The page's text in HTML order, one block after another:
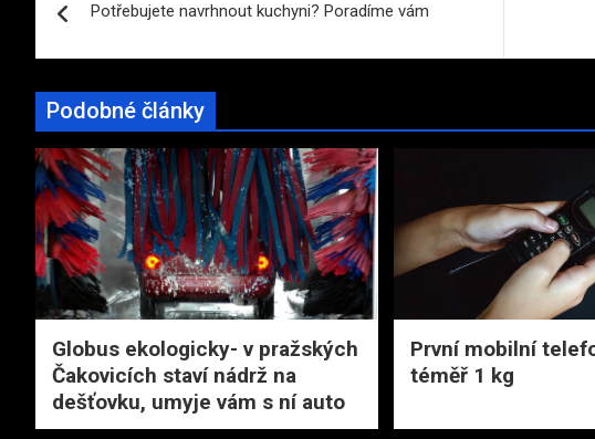
pro
Potřebujete navrhnout kuchyni? Poradíme vám
Podobné články
Globus ekologicky- v pražských
Čakovicích staví nádrž na
dešťovku, umyje vám s ní auto
První mobilní
téměř 1 kg